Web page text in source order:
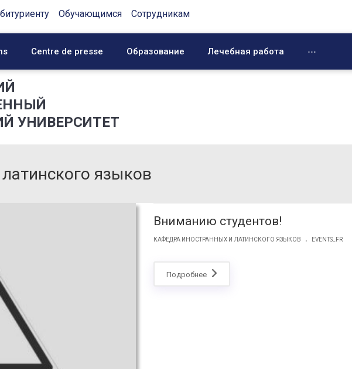
Обучающимся Сотрудникам
Centre de presse Образование Лечебная работа ⋯
УНИВЕРСИТЕТ
языков
Вниманию студентов!
КАФЕДРА ИНОСТРАННЫХ И ЛАТИНСКОГО ЯЗЫКОВ . EVENTS_FR
Подробнее